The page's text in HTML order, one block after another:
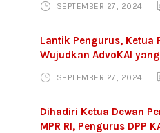
SEPTEMBER 27, 2024
Lantik Pengurus, Ketua
Wujudkan AdvoKAI
SEPTEMBER 27, 2024
Dihadiri Ketua Dewan
MPR RI, Pengurus DPP